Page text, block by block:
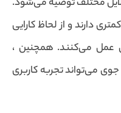
مختلف توصیه می‌شود.
دارند و از لحاظ کارایی
عمل می‌کنند. همچنین ،
جوی می‌تواند تجربه کاربری